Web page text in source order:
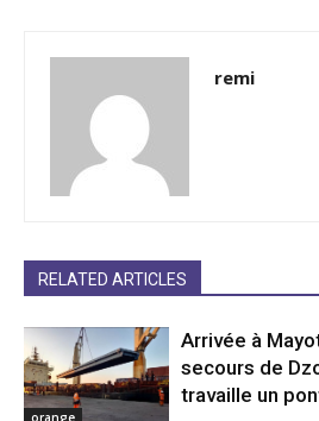
remi
RELATED ARTICLES
Arrivée à
secours de
travaille un